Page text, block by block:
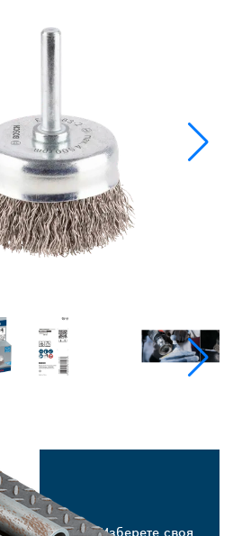
Изберете своя